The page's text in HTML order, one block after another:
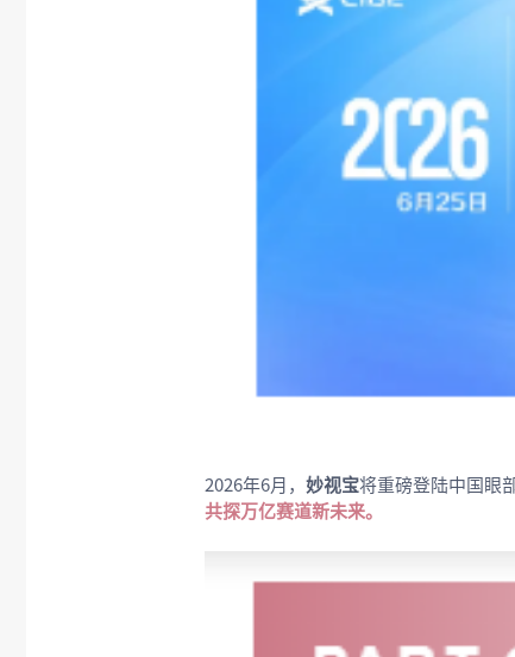
2026年6月， 妙视宝将重磅登陆中国眼
共探万亿赛道新未来。